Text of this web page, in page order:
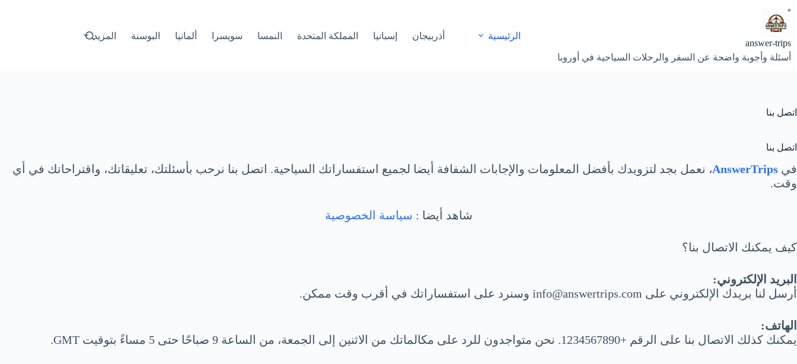
المحتوى
answer-trips
أسئلة وأجوبة واضحة عن السفر والرحلات السياحية في أوروبا
الرئيسية أذربيجان إسبانيا المملكة المتحدة النمسا سويسرا ألمانيا البوسنة المزيد
اتصل بنا
اتصل بنا
في AnswerTrips، نعمل بجد لتزويدك بأفضل المعلومات والإجابات الشفافة أيضا لجميع استفساراتك السياحية. اتصل بنا نرحب بأسئلتك، تعليقاتك، واقتراحاتك في أي
وقت.
شاهد أيضا : سياسة الخصوصية
كيف يمكنك الاتصال بنا؟
البريد الإلكتروني:
أرسل لنا بريدك الإلكتروني على info@answertrips.com وسنرد على استفساراتك في أقرب وقت ممكن.
الهاتف:
يمكنك كذلك الاتصال بنا على الرقم +1234567890. نحن متواجدون للرد على مكالماتك من الاثنين إلى الجمعة، من الساعة 9 صباحًا حتى 5 مساءً بتوقيت GMT.